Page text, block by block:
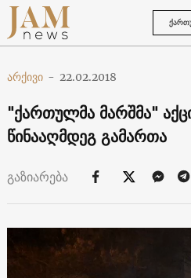
არქივი - 22.02.2018
"ქართულმა მარშმა"
წინააღმდეგ გამართა
გაზიარება
დამკვრელი